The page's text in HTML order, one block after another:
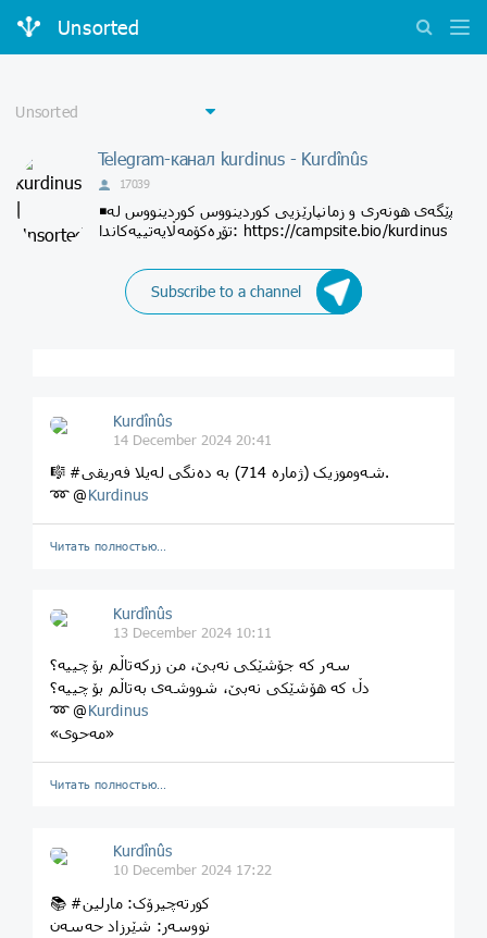
Unsorted
Telegram-канал kurdinus - Kurdînûs
17039
◾پێگەی هونەری و زمانپارێزیی کوردینووس کوردینووس لە
تۆڕەکۆمەڵایەتییەکاندا: https://campsite.bio/kurdinus
Subscribe to a channel
Kurdînûs
14 December 2024 20:41
🎼 #شەوموزیک (ژماره 714) بە دەنگی لەیلا فەریقی.
➿ @Kurdinus
Читать полностью…
Kurdînûs
13 December 2024 10:11
سەر کە جۆشێکی نەبێ، من زرکەتاڵم بۆ چییە؟
دڵ کە هۆشێکی نەبێ، شووشەی بەتاڵم بۆ چییه؟
➿ @Kurdinus
«مەحوی»
Читать полностью…
Kurdînûs
10 December 2024 17:22
📚 #کورتەچیرۆک: مارلین
نووسەر: شێرزاد حەسەن